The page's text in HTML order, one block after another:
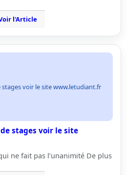
l'Article
voir le site www.letudiant.fr
stages voir le site
ne fait pas l’unanimité De plus